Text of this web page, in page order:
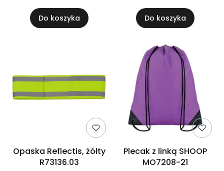
Do koszyka Do koszyka
Opaska Reflectis, żółty
R73136.03
Plecak z linką SHOOP
MO7208-21